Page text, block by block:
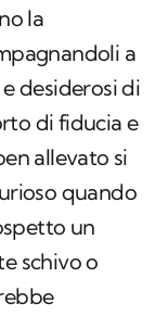
la
a
desiderosi di
di fiducia e
allevato si
quando
un
schivo o